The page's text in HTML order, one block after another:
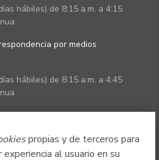
propias y de terceros para
experiencia al usuario en su
hábiles) de 8:15 a.m. a 4:15
por medios
hábiles) de 8:15 a.m. a 4:45